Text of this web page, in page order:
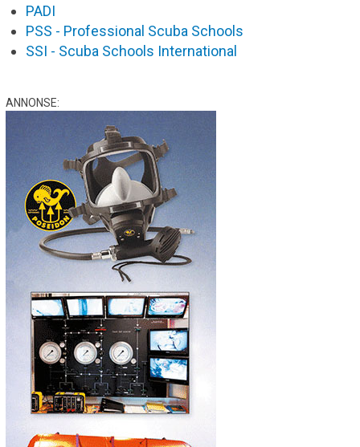
PADI
PSS - Professional Scuba Schools
SSI - Scuba Schools International
ANNONSE: